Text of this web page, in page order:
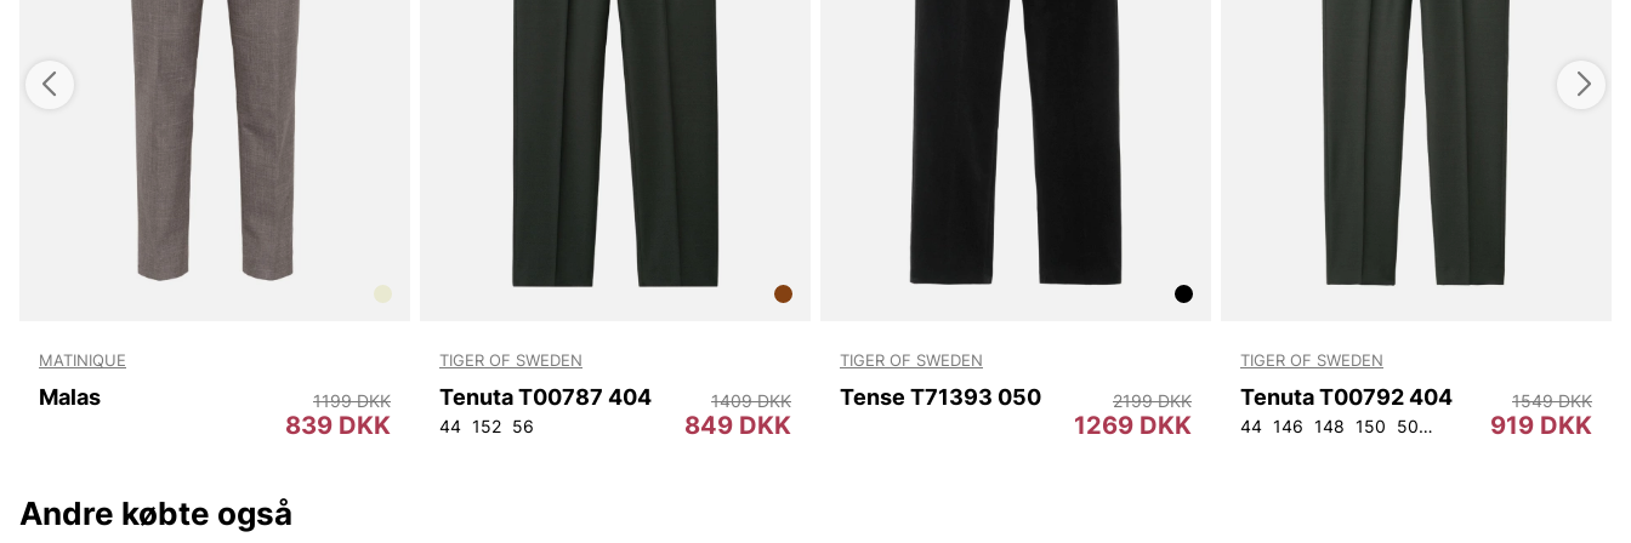
MATINIQUE
Malas
839 DKK
1199 DKK
TIGER OF SWEDEN
Tenuta T00787 404
44 152 56 849 DKK
1409 DKK
TIGER OF SWEDEN
Tense T71393 050
1269 DKK
2199 DKK
TIGER OF SWEDEN
Tenuta T00792 404
44 146 148 150 50 152 154 56
919 DKK
1549 DKK
Andre købte også